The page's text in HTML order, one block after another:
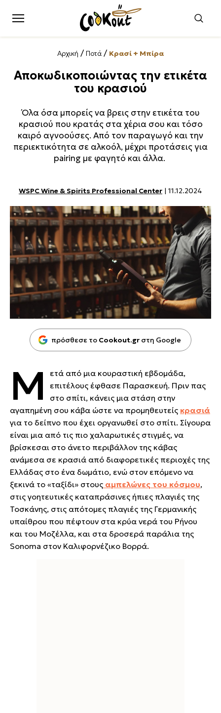
Αρχική / Ποτά / Κρασί + Μπίρα
Αποκωδικοποιώντας την ετικέτα
του κρασιού
Όλα όσα μπορείς να βρεις στην ετικέτα του
κρασιού που κρατάς στα χέρια σου και τόσο
καιρό αγνοούσες. Από τον παραγωγό και την
περιεκτικότητα σε αλκοόλ, μέχρι προτάσεις για
pairing με φαγητό και άλλα.
WSPC Wine & Spirits Professional Center | 11.12.2024
πρόσθεσε το Cookout.gr στη Google
Μ
ετά από μια κουραστική εβδομάδα,
επιτέλους έφθασε Παρασκευή. Πριν πας
στο σπίτι, κάνεις μια στάση στην
αγαπημένη σου κάβα ώστε να προμηθευτείς κρασιά
για το δείπνο που έχει οργανωθεί στο σπίτι. Σίγουρα
είναι μια από τις πιο χαλαρωτικές στιγμές, να
βρίσκεσαι στο άνετο περιβάλλον της κάβας
ανάμεσα σε κρασιά από διαφορετικές περιοχές της
Ελλάδας στο ένα δωμάτιο, ενώ στον επόμενο να
ξεκινά το «ταξίδι» στους αμπελώνες του κόσμου,
στις γοητευτικές καταπράσινες ήπιες πλαγιές της
Τοσκάνης, στις απότομες πλαγιές της Γερμανικής
υπαίθρου που πέφτουν στα κρύα νερά του Ρήνου
και του Μοζέλλα, και στα δροσερά παράλια της
Sonoma στον Καλιφορνέζικο Βορρά.